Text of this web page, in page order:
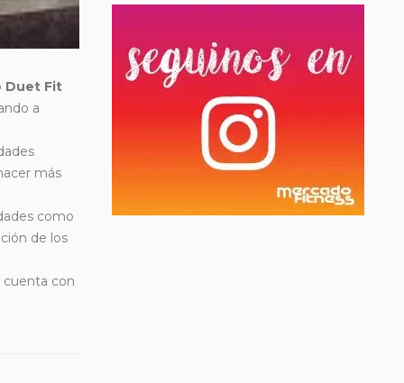
Duet Fit
a
más
como
de los
cuenta con